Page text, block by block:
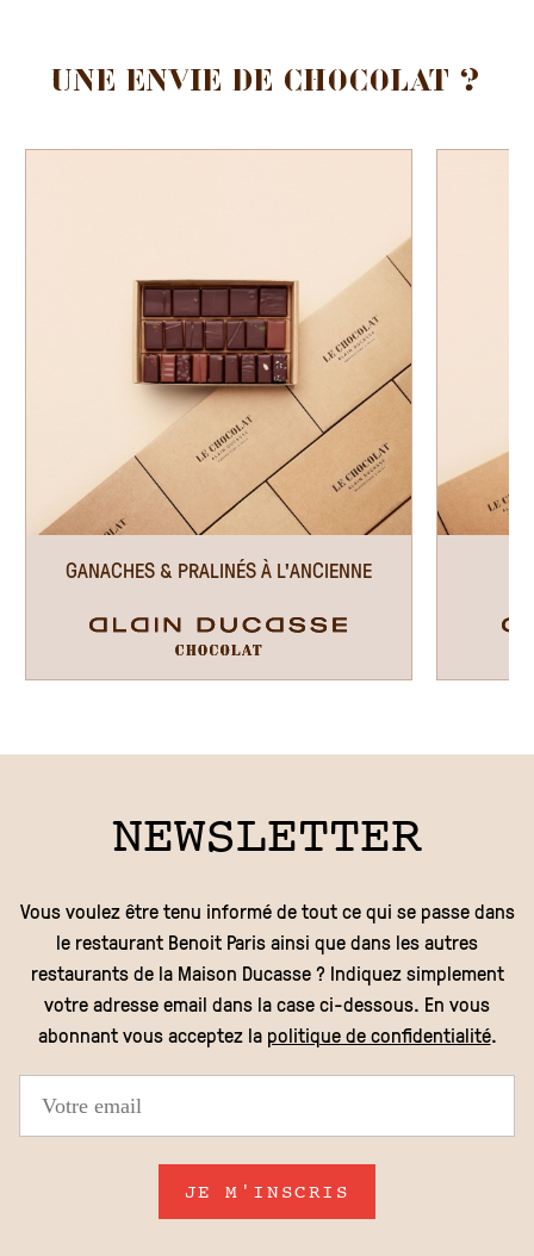
UNE ENVIE DE CHOCOLAT ?
GANACHES & PRALINÉS À L'ANCIENNE
NEWSLETTER
Vous voulez être tenu informé de tout ce qui se passe dans
le restaurant Benoit Paris ainsi que dans les autres
restaurants de la Maison Ducasse ? Indiquez simplement
votre adresse email dans la case ci-dessous. En vous
abonnant vous acceptez la politique de confidentialité.
JE M'INSCRIS